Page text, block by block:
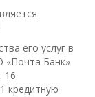
его услуг в
«Почта Банк»
16
кредитную